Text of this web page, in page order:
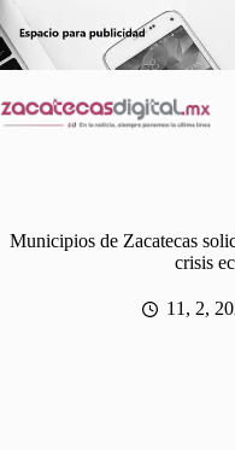
Saltar
al
contenido
Municipios de Zacatecas
crisis
11, 2,